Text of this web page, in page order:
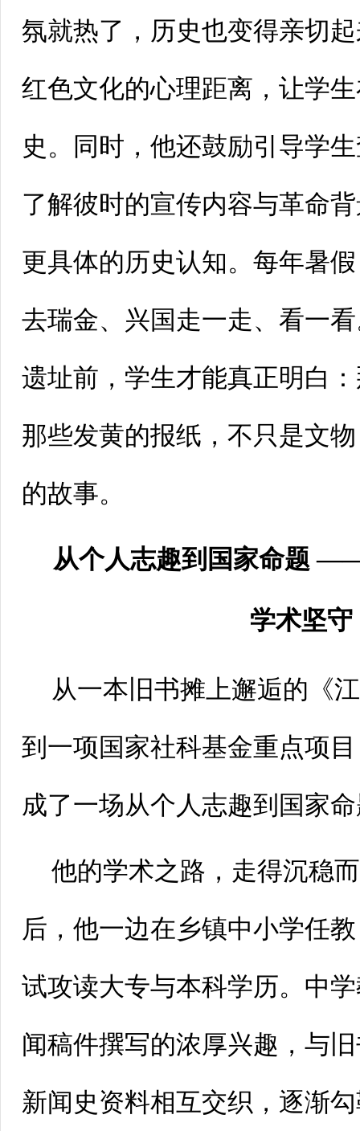
氛就热了，历史也变得亲切
红色文化的心理距离，让学
史。同时，他还鼓励引导学
了解彼时的宣传内容与革命
更具体的历史认知。每年暑
去瑞金、兴国走一走、看一
遗址前，学生才能真正明白
那些发黄的报纸，不只是文
的故事。
从个人志趣到国家命题
学术坚守
从一本旧书摊上邂逅的《
到一项国家社科基金重点项
成了一场从个人志趣到国家
他的学术之路，走得沉稳
后，他一边在乡镇中小学任
试攻读大专与本科学历。中
闻稿件撰写的浓厚兴趣，与
新闻史资料相互交织，逐渐